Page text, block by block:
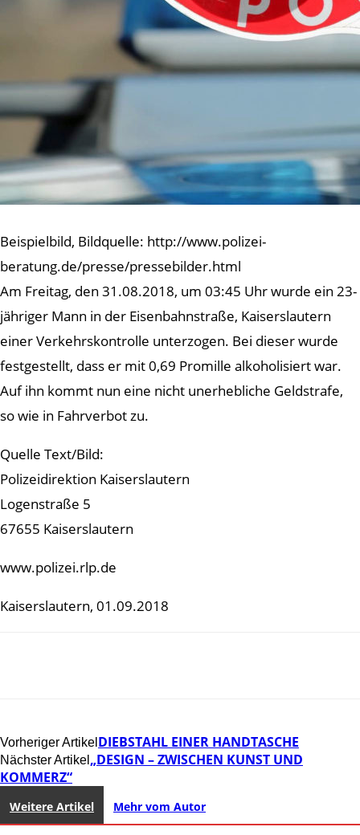
Beispielbild, Bildquelle: http://www.polizei-
beratung.de/presse/pressebilder.html
Am Freitag, den 31.08.2018, um 03:45 Uhr wurde ein 23-
jähriger Mann in der Eisenbahnstraße, Kaiserslautern
einer Verkehrskontrolle unterzogen. Bei dieser wurde
festgestellt, dass er mit 0,69 Promille alkoholisiert war.
Auf ihn kommt nun eine nicht unerhebliche Geldstrafe,
so wie in Fahrverbot zu.
Quelle Text/Bild:
Polizeidirektion Kaiserslautern
Logenstraße 5
67655 Kaiserslautern
www.polizei.rlp.de
Kaiserslautern, 01.09.2018
Vorheriger Artikel DIEBSTAHL EINER HANDTASCHE
Nächster Artikel „DESIGN – ZWISCHEN KUNST UND
KOMMERZ“
Weitere Artikel Mehr vom Autor